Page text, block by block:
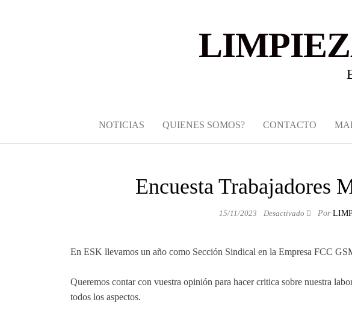
NOTICIAS QUIENES SOMOS? CONTACTO
Encuesta Trabajadores
15/11/2023 Desactivado Por
En ESK llevamos un año como Sección Sindical en la Empresa FCC
Queremos contar con vuestra opinión para hacer critica sobre nuestra
todos los aspectos.